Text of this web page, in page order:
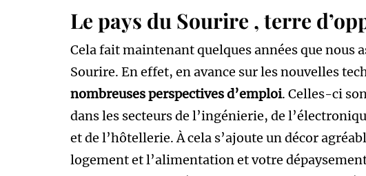
Le pays du Sourire , terre
Cela fait maintenant quelques années que nous
Sourire. En effet, en avance sur les nouvelles
nombreuses perspectives d’emploi. Celles-ci
dans les secteurs de l’ingénierie, de
et de l’hôtellerie. À cela s’ajoute un décor
logement et l’alimentation et votre